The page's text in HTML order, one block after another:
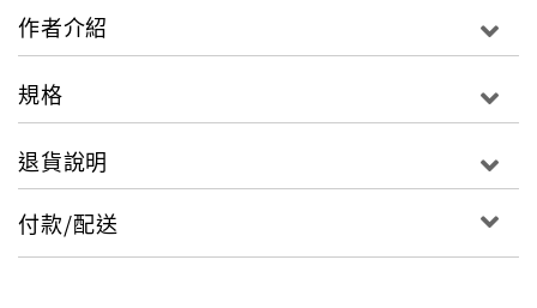
版CD內容，更多加收錄了《教科書》的「會話」及
「問題（聽寫部分）」。
作者介紹
規格
退貨說明
付款/配送